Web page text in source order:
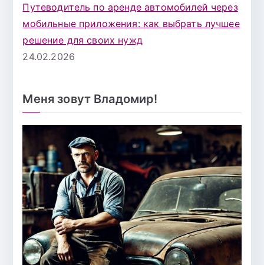
Путеводитель по аренде автомобилей через
мобильные приложения: как выбрать лучшее
решение для своих нужд
24.02.2026
Меня зовут Владомир!